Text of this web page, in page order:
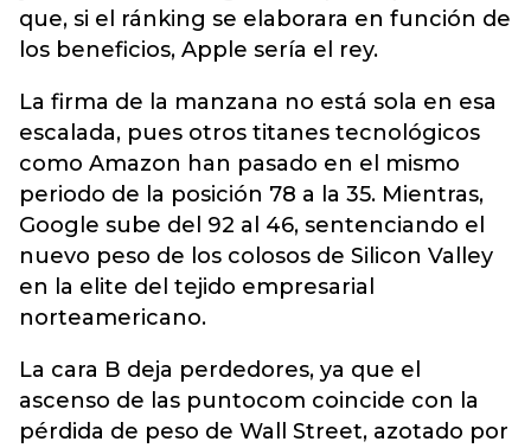
que, si el ránking se elaborara en función de
los beneficios, Apple sería el rey.
La firma de la manzana no está sola en esa
escalada, pues otros titanes tecnológicos
como Amazon han pasado en el mismo
periodo de la posición 78 a la 35. Mientras,
Google sube del 92 al 46, sentenciando el
nuevo peso de los colosos de Silicon Valley
en la elite del tejido empresarial
norteamericano.
La cara B deja perdedores, ya que el
ascenso de las puntocom coincide con la
pérdida de peso de Wall Street, azotado por